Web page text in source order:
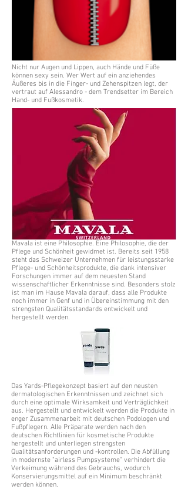
Nicht nur Augen und Lippen, auch Hände und Füße
können sexy sein. Wer Wert auf ein anziehendes
Äußeres bis in die Finger- und Zehenspitzen legt, der
vertraut auf Alessandro - dem Trendsetter im Bereich
Hand- und Fußkosmetik.
Mavala ist eine Philosophie. Eine Philosophie, die der
Pflege und Schönheit gewidmet ist. Bereits seit 1958
steht das Schweizer Unternehmen für leistungsstarke
Pflege- und Schönheitsprodukte, die dank intensiver
Forschungen immer auf dem neuesten Stand
wissenschaftlicher Erkenntnisse sind. Besonders stolz
ist man im Hause Mavala darauf, dass alle Produkte
noch immer in Genf und in Übereinstimmung mit den
strengsten Qualitätsstandards entwickelt und
hergestellt werden.
Das Yards-Pflegekonzept basiert auf den neusten
dermatologischen Erkenntnissen und zeichnet sich
durch eine optimale Wirksamkeit und Verträglichkeit
aus. Hergestellt und entwickelt werden die Produkte in
enger Zusammenarbeit mit deutschen Podologen und
Fußpflegern. Alle Präparate werden nach den
deutschen Richtlinien für kosmetische Produkte
hergestellt und unterliegen strengsten
Qualitätsanforderungen und -kontrollen. Die Abfüllung
in modernste "airless Pumpsysteme" verhindert die
Verkeimung während des Gebrauchs, wodurch
Konservierungsmittel auf ein Minimum beschränkt
werden können.